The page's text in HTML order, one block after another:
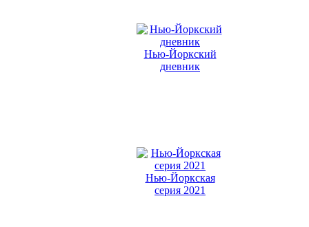
Нью-Йоркский
дневник
Нью-Йоркская
серия 2021